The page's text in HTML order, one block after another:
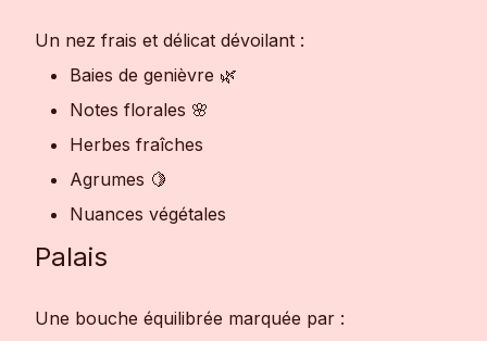
Un nez frais et délicat dévoilant :
Baies de genièvre 🌿
Notes florales 🌸
Herbes fraîches
Agrumes 🍋
Nuances végétales
Palais
Une bouche équilibrée marquée par :